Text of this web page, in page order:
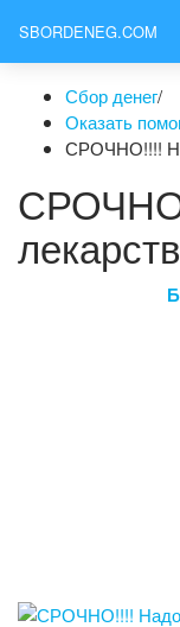
SBORDENEG.COM
Сбор денег/
Оказать
СРОЧНО!!!!